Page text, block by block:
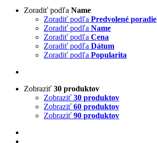
Zoradiť podľa Name
Zoradiť podľa Predvolené poradie
Zoradiť podľa Name
Zoradiť podľa Cena
Zoradiť podľa Dátum
Zoradiť podľa Popularita
Zobraziť 30 produktov
Zobraziť 30 produktov
Zobraziť 60 produktov
Zobraziť 90 produktov